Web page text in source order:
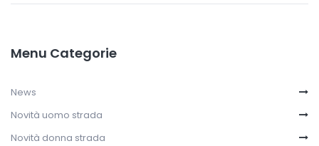
Menu Categorie
News
Novità uomo strada
Novità donna strada